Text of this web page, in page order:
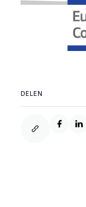
DELEN